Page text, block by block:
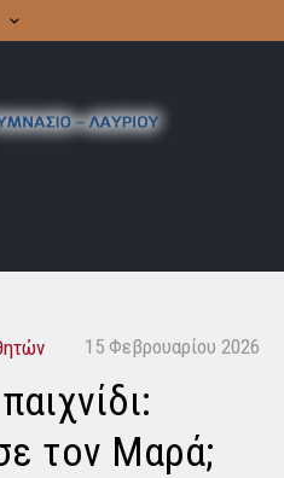
15 Φεβρουαρίου 2026
τον Μαρά;